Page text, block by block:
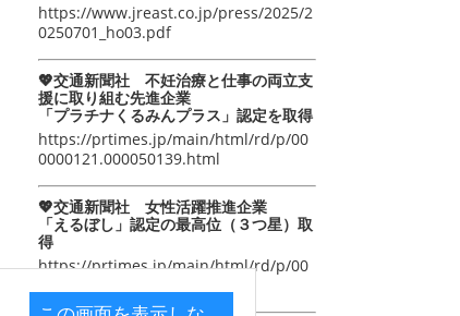
https://www.jreast.co.jp/press/2025/2
0250701_ho03.pdf
💖交通新聞社 不妊治療と仕事の両立支
援に取り組む先進企業
「プラチナくるみんプラス」認定を取得
https://prtimes.jp/main/html/rd/p/00
0000121.000050139.html
💖交通新聞社 女性活躍推進企業
「えるぼし」認定の最高位（３つ星）取
得
https://prtimes.jp/main/html/rd/p/00